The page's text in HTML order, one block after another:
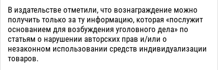
В издательстве отметили, что вознаграждение можно
получить только за ту информацию, которая «послужит
основанием для возбуждения уголовного дела» по
статьям о нарушении авторских прав и/или о
незаконном использовании средств индивидуализации
товаров.